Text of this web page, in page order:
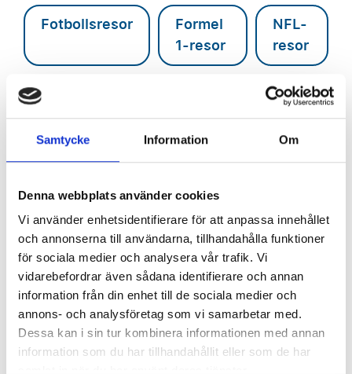
Samtycke Information Om
Denna webbplats använder cookies
Vi använder enhetsidentifierare för att anpassa innehållet
och annonserna till användarna, tillhandahålla funktioner
för sociala medier och analysera vår trafik. Vi
vidarebefordrar även sådana identifierare och annan
information från din enhet till de sociala medier och
annons- och analysföretag som vi samarbetar med.
Dessa kan i sin tur kombinera informationen med annan
information som du har tillhandahållit eller som de har
Fotbollsresor Formel
1-resor
NFL-
resor
Superligaen
FC Copenhagen - Aarhus GF
17 eller 18 oktober
Parken, Copenhagen
Betala 50 % idag!
1266 SEK